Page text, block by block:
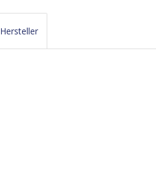
Hersteller